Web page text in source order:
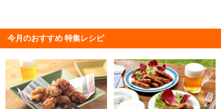
今月のおすすめ 特集レシピ